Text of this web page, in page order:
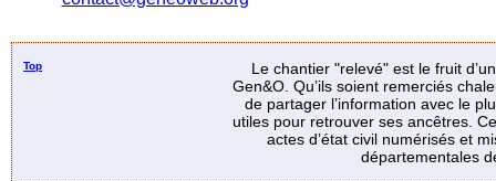
Top
Le chantier "relevé" est le fruit
Gen&O. Qu’ils soient remerciés
de partager l’information avec le
utiles pour retrouver ses ancêtres.
actes d’état civil numérisés et
départementales